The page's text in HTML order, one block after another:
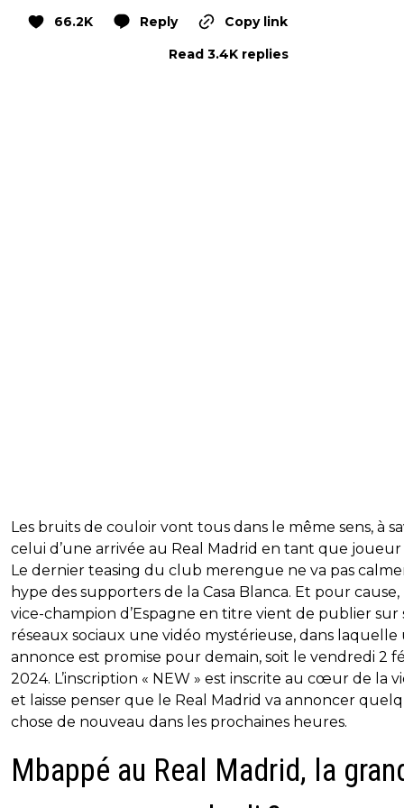
66.2K Reply
Copy link
Read 3.4K replies
Les bruits de couloir vont tous dans le même sens, à
celui d’une arrivée au Real Madrid en tant que joueur
Le dernier teasing du club merengue ne va pas
hype des supporters de la Casa Blanca. Et pour cause,
vice-champion d’Espagne en titre vient de publier sur
réseaux sociaux une vidéo mystérieuse, dans laquelle
annonce est promise pour demain, soit le vendredi 2
2024. L’inscription « NEW » est inscrite au cœur de la
et laisse penser que le Real Madrid va annoncer
chose de nouveau dans les prochaines heures.
Mbappé au Real Madrid, la